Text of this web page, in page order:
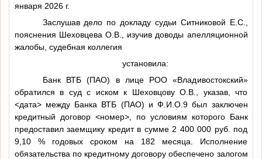
января 2026 г.
Заслушав дело по докладу судьи Ситниковой Е.С.,
пояснения Шеховцева О.В., изучив доводы апелляционной
жалобы, судебная коллегия
установила:
Банк ВТБ (ПАО) в лице РОО «Владивостокский»
обратился в суд с иском к Шеховцову О.В., указав, что
<дата>между Банка ВТБ (ПАО) и Ф.И.О.9 был заключен
кредитный договор <номер>, по условиям которого Банк
предоставил заемщику кредит в сумме 2 400 000 руб. под
9,10 % годовых сроком на 182 месяца. Исполнение
обязательства по кредитному договору обеспечено залогом